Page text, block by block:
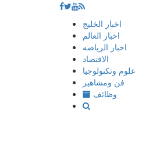
إذهب
المحتوى
اخبار الخليج
اخبار العالم
اخبار الرياضه
الاقتصاد
علوم وتكنولوجيا
فن ومشاهير
وظائف